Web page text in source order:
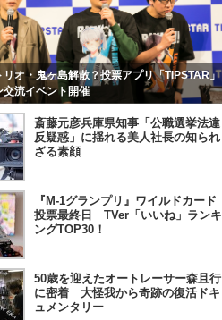
リオ・鬼ヶ島解散？投票アプリ「TIPSTAR」
交流イベント開催
斎藤元彦兵庫県知事「公職選挙法違
反疑惑」に揺れる美人社長の知られ
ざる素顔
『M-1グランプリ』ワイルドカード
投票最終日 TVer「いいね」ランキ
ングTOP30！
50歳を迎えたオートレーサー森且行
に密着 大怪我から奇跡の復活ドキ
ュメンタリー